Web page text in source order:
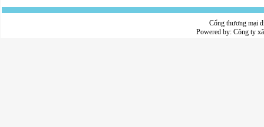
Cổng thương mại
Powered by: Công ty